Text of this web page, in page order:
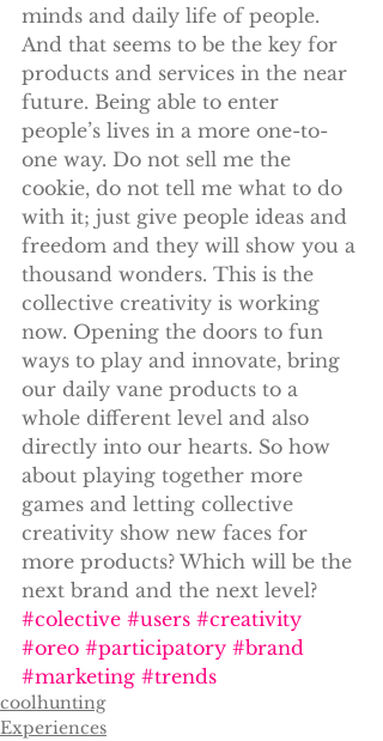
minds and daily life of people.
And that seems to be the key for
products and services in the near
future. Being able to enter
people’s lives in a more one-to-
one way. Do not sell me the
cookie, do not tell me what to do
with it; just give people ideas and
freedom and they will show you a
thousand wonders. This is the
collective creativity is working
now. Opening the doors to fun
ways to play and innovate, bring
our daily vane products to a
whole different level and also
directly into our hearts. So how
about playing together more
games and letting collective
creativity show new faces for
more products? Which will be the
next brand and the next level?
#colective #users #creativity
#oreo #participatory #brand
#marketing #trends
coolhunting
Experiences